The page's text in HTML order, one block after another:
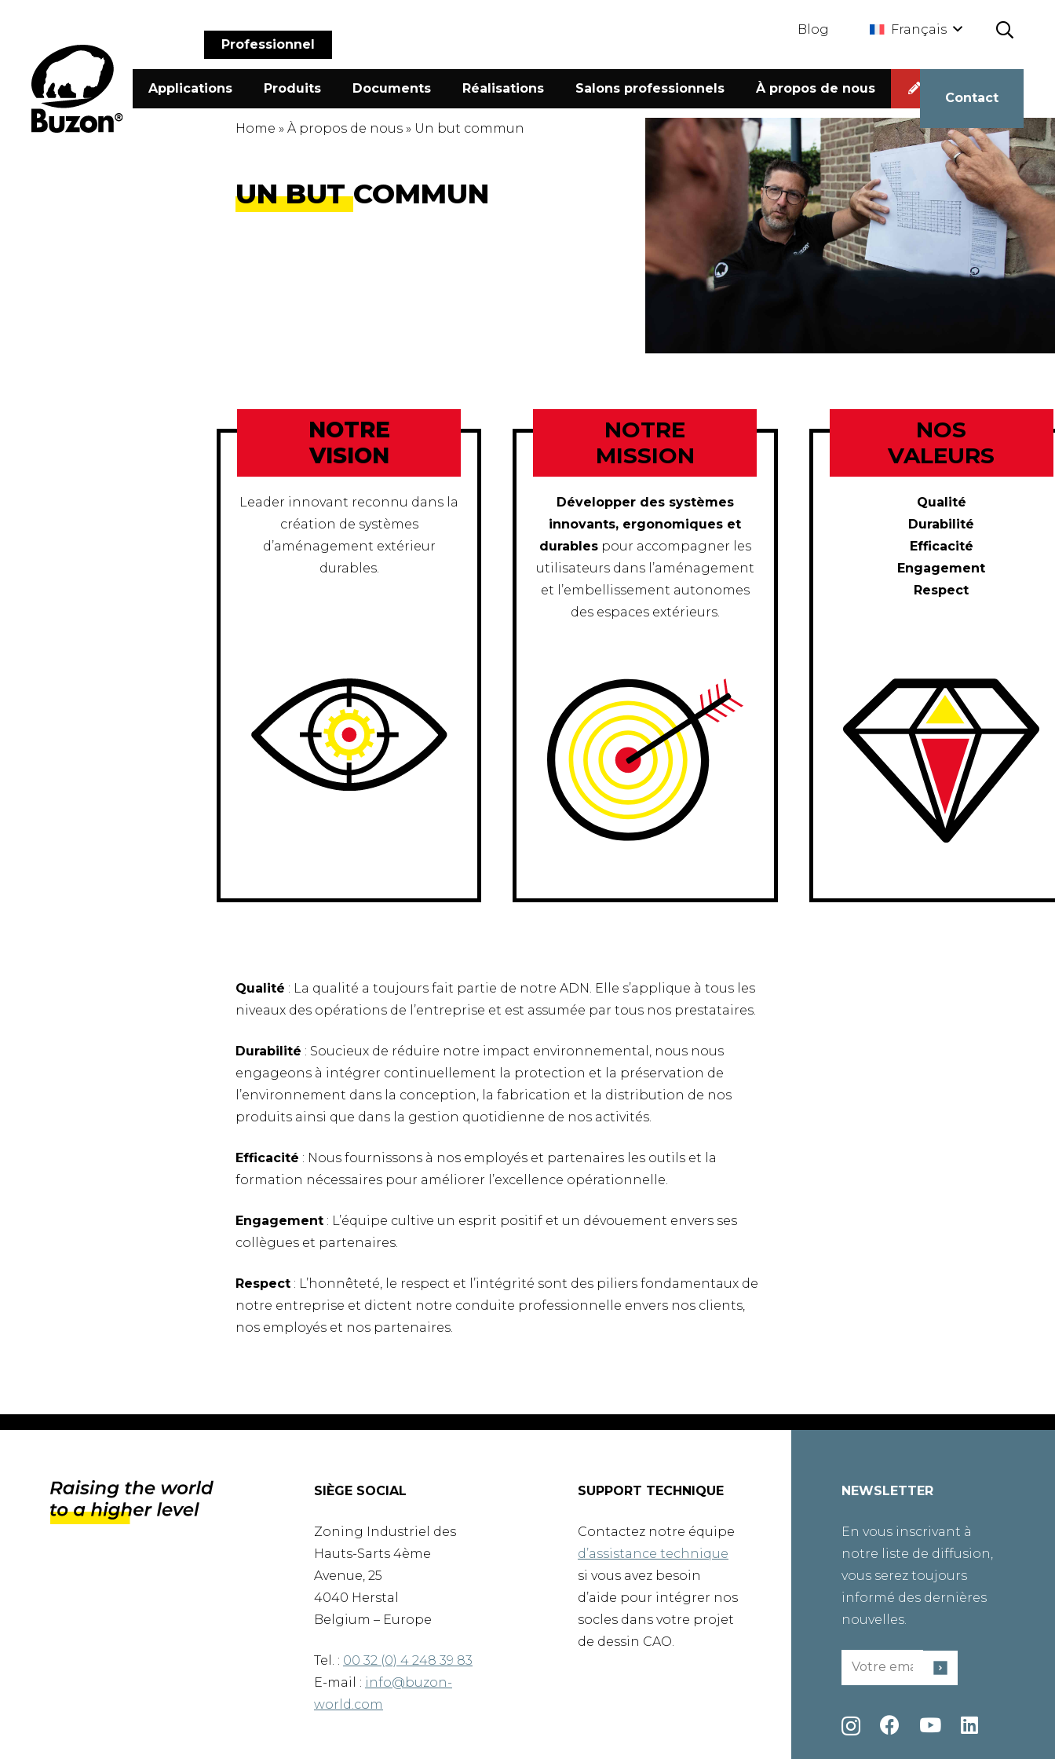
Professionnel
Blog Français
Applications Produits Documents Réalisations Salons professionnels À propos de nous
Contact
Home » À propos de nous » Un but commun
UN BUT COMMUN
NOTRE
VISION
Leader innovant reconnu dans la
création de systèmes
d’aménagement extérieur
durables.
NOTRE
MISSION
Développer des systèmes
innovants, ergonomiques et
durablespour accompagner les
utilisateurs dans l’aménagement
et l’embellissement autonomes
des espaces extérieurs.
NOS
VALEURS
Qualité
Durabilité
Efficacité
Engagement
Respect
Qualité : La qualité a toujours fait partie de notre ADN. Elle s’applique à tous les
niveaux des opérations de l’entreprise et est assumée par tous nos prestataires.
Durabilité : Soucieux de réduire notre impact environnemental, nous nous
engageons à intégrer continuellement la protection et la préservation de
l’environnement dans la conception, la fabrication et la distribution de nos
produits ainsi que dans la gestion quotidienne de nos activités.
Efficacité : Nous fournissons à nos employés et partenaires les outils et la
formation nécessaires pour améliorer l’excellence opérationnelle.
Engagement : L’équipe cultive un esprit positif et un dévouement envers ses
collègues et partenaires.
Respect : L’honnêteté, le respect et l’intégrité sont des piliers fondamentaux de
notre entreprise et dictent notre conduite professionnelle envers nos clients,
nos employés et nos partenaires.
SIÈGE SOCIAL
Zoning Industriel des
Hauts-Sarts 4ème
Avenue, 25
4040 Herstal
Belgium – Europe
Tel. : 00 32 (0) 4 248 39 83
E-mail : info@buzon-
world.com
SUPPORT TECHNIQUE
Contactez notre équipe
d’assistance technique
si vous avez besoin
d’aide pour intégrer nos
socles dans votre projet
de dessin CAO.
NEWSLETTER
En vous inscrivant à
notre liste de diffusion,
vous serez toujours
informé des dernières
nouvelles.
Email